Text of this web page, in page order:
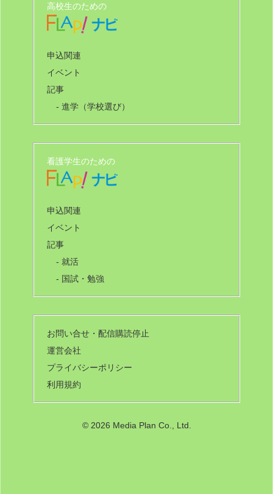
高校生のための
申込関連
イベント
記事
- 進学（学校選び）
看護学生のための
申込関連
イベント
記事
- 就活
- 国試・勉強
お問い合せ・配信購読停止
運営会社
プライバシーポリシー
利用規約
© 2026 Media Plan Co., Ltd.